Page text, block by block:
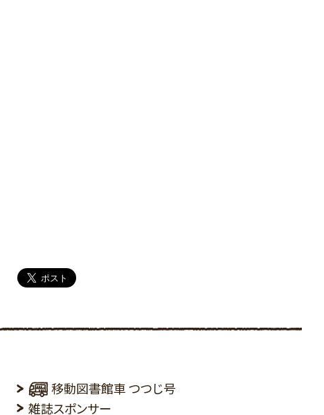
移動図書館車 つつじ号
雑誌スポンサー